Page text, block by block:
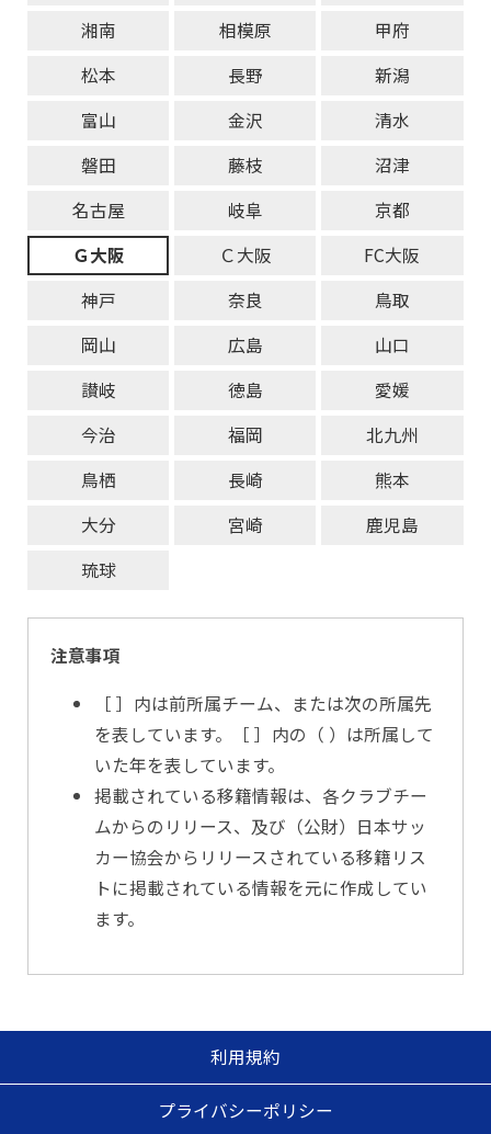
湘南
相模原
甲府
松本
長野
新潟
富山
金沢
清水
磐田
藤枝
沼津
名古屋
岐阜
京都
Ｇ大阪
Ｃ大阪
FC大阪
神戸
奈良
鳥取
岡山
広島
山口
讃岐
徳島
愛媛
今治
福岡
北九州
鳥栖
長崎
熊本
大分
宮崎
鹿児島
琉球
注意事項
［ ］内は前所属チーム、または次の所属先
を表しています。［ ］内の（ ）は所属して
いた年を表しています。
掲載されている移籍情報は、各クラブチー
ムからのリリース、及び（公財）日本サッ
カー協会からリリースされている移籍リス
トに掲載されている情報を元に作成してい
ます。
利用規約
プライバシーポリシー